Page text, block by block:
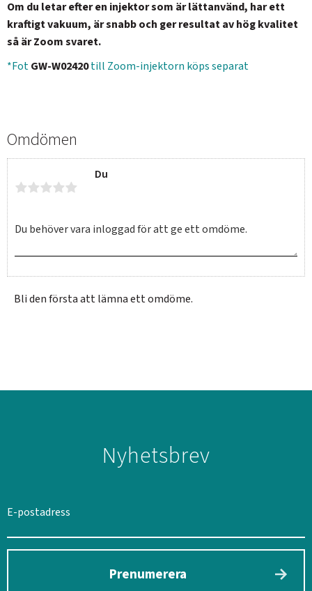
Om du letar efter en injektor som är lättanvänd, har ett
kraftigt vakuum, är snabb och ger resultat av hög kvalitet
så är Zoom svaret.
*FotGW-W02420till Zoom-injektorn köps separat
Omdömen
Du
Bli den första att lämna ett omdöme.
Nyhetsbrev
Prenumerera